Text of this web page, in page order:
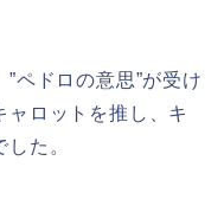
ペドロの意思”が受け
ロットを推し、キ
た。